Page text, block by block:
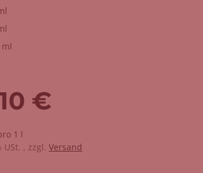
€
1 l
USt. , zzgl. Versand